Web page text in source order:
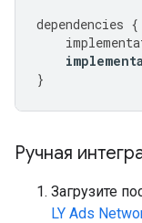
dependencies {
}
Ручная
Загрузите
LY Ads